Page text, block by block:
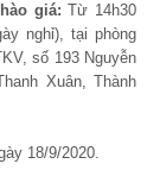
giá: Từ 14h30
nghỉ), tại phòng
số 193 Nguyễn
Xuân, Thành
18/9/2020.